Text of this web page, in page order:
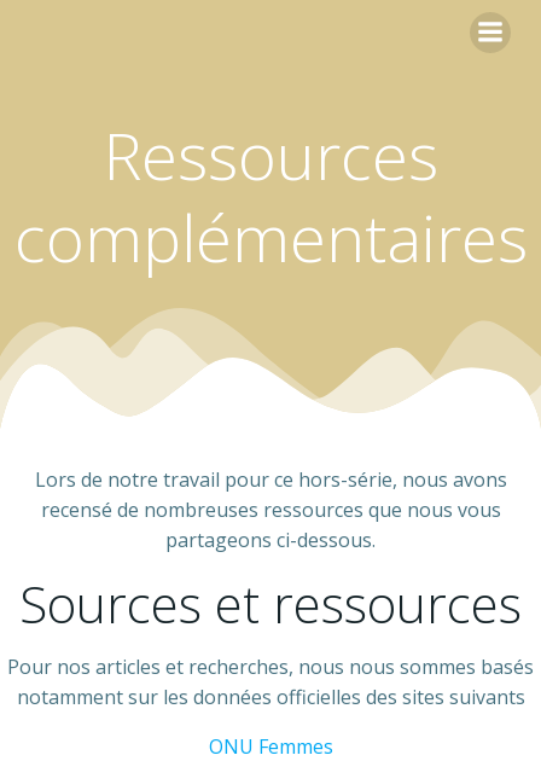
Ressources
complémentaires
Lors de notre travail pour ce hors-série, nous avons
recensé de nombreuses ressources que nous vous
partageons ci-dessous.
Sources et ressources
Pour nos articles et recherches, nous nous sommes basés
notamment sur les données officielles des sites suivants
ONU Femmes